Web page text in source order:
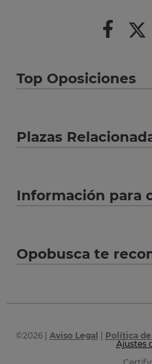
Top Oposiciones
Plazas
Información para
Opobusca te
©2026| Aviso Legal Política
Ajustes